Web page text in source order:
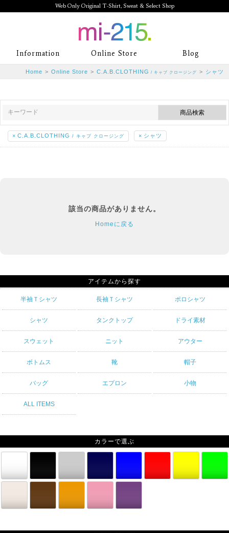
Web Only Original T-Shirt, Sweat & Select Shop
mi-215. Web Only Original T-Shirt,
Sweat & Select Shop mi-215. Tシャ
ランド専門通販
Information Online Store Blog
Home > Online Store > C.A.B.CLOTHING / キャブ クロージング > シャツ
× C.A.B.CLOTHING / キャブ クロージング × シャツ
該当の商品がありません。
Homeに戻る
アイテムから探す
半袖Ｔシャツ 長袖Ｔシャツ ポロシャツ
シャツ タンクトップ ドライ素材
スウェット ニット アウター
ボトムス 靴 帽子
バッグ エプロン 小物
ALL ITEMS
カラーで選ぶ